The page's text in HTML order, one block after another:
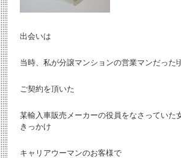
出会いは
当時、私が分譲マンションの営業マンだった
ご契約を頂いた
某輸入車販売メーカーの役員をなさってい
きっかけ
キャリアウーマンのお客様で